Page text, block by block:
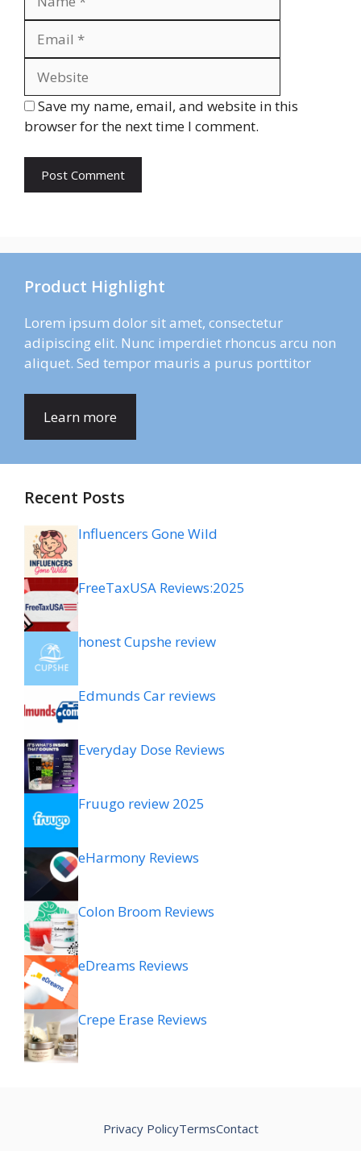
Save my name, email, and website in this
browser for the next time I comment.
Product Highlight
Lorem ipsum dolor sit amet, consectetur
adipiscing elit. Nunc imperdiet rhoncus arcu non
aliquet. Sed tempor mauris a purus porttitor
Learn more
Recent Posts
Influencers Gone Wild
FreeTaxUSA Reviews:2025
honest Cupshe review
Edmunds Car reviews
Everyday Dose Reviews
Fruugo review 2025
eHarmony Reviews
Colon Broom Reviews
eDreams Reviews
Crepe Erase Reviews
Privacy PolicyTermsContact